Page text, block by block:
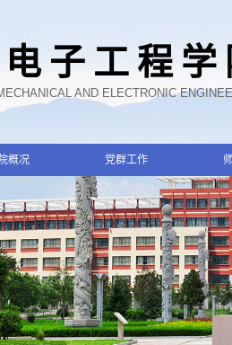
子工程
AND ELECTRONIC
概况 党群工作